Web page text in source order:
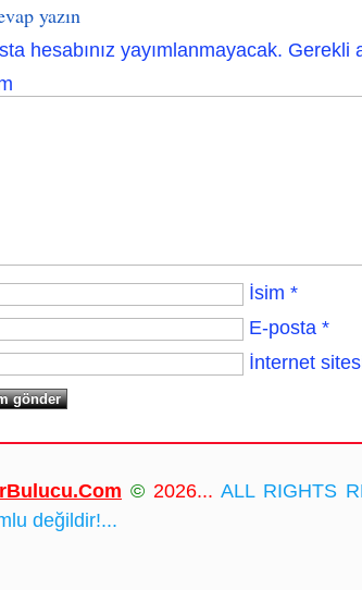
yazın
hesabınız yayımlanmayacak. Gerekli
İsim *
E-posta *
İnternet
© 2026... ALL RIGHTS
değildir!...